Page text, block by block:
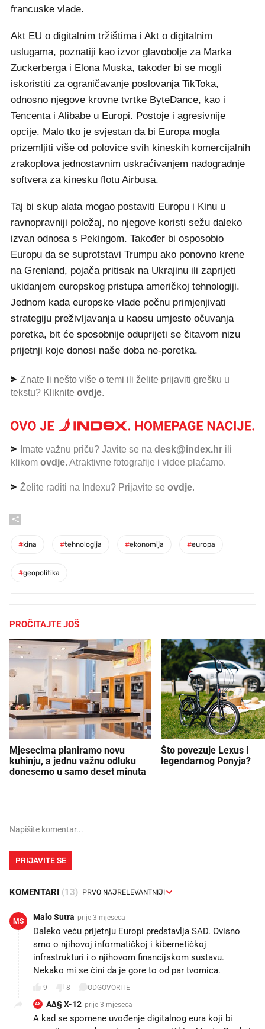
francuske vlade.
Akt EU o digitalnim tržištima i Akt o digitalnim
uslugama, poznatiji kao izvor glavobolje za Marka
Zuckerberga i Elona Muska, također bi se mogli
iskoristiti za ograničavanje poslovanja TikToka,
odnosno njegove krovne tvrtke ByteDance, kao i
Tencenta i Alibabe u Europi. Postoje i agresivnije
opcije. Malo tko je svjestan da bi Europa mogla
prizemljiti više od polovice svih kineskih komercijalnih
zrakoplova jednostavnim uskraćivanjem nadogradnje
softvera za kinesku flotu Airbusa.
Taj bi skup alata mogao postaviti Europu i Kinu u
ravnopravniji položaj, no njegove koristi sežu daleko
izvan odnosa s Pekingom. Također bi osposobio
Europu da se suprotstavi Trumpu ako ponovno krene
na Grenland, pojača pritisak na Ukrajinu ili zaprijeti
ukidanjem europskog pristupa američkoj tehnologiji.
Jednom kada europske vlade počnu primjenjivati
strategiju preživljavanja u kaosu umjesto očuvanja
poretka, bit će sposobnije oduprijeti se čitavom nizu
prijetnji koje donosi naše doba ne-poretka.
Znate li nešto više o temi ili želite prijaviti grešku u
tekstu? Kliknite ovdje.
Imate važnu priču? Javite se na desk@index.hr ili
klikom ovdje. Atraktivne fotografije i videe plaćamo.
Želite raditi na Indexu? Prijavite se ovdje.
#kina #tehnologija #ekonomija #europa
#geopolitika
PROČITAJTE JOŠ
Mjesecima planiramo novu
kuhinju, a jednu važnu odluku
donesemo u samo deset minuta
Što povezuje Lexus i
legendarnog Ponyja?
PRIJAVITE SE
KOMENTARI (13)
MS Malo Sutra prije 3 mjeseca
Daleko veću prijetnju Europi predstavlja SAD. Ovisno
smo o njihovoj informatičkoj i kibernetičkoj
infrastrukturi i o njihovom financijskom sustavu.
Nekako mi se čini da je gore to od par tvornica.
9 8 ODGOVORITE
AX A∆§ X-12 prije 3 mjeseca
A kad se spomene uvođenje digitalnog eura koji bi